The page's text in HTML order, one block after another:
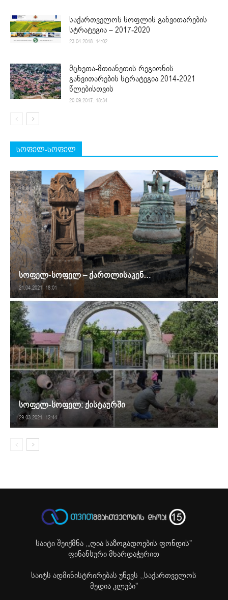
საქართველოს სოფლის განვითარების
სტრატეგია – 2017-2020
23.04.2018. 14:02
მცხეთა-მთიანეთის რეგიონის
განვითარების სტრატეგია 2014-2021
წლებისთვის
20.09.2017. 18:34
სოფელ-სოფელ
სოფელ-სოფელ – ქართლისაკენ…
21.04.2021. 18:01
სოფელ-სოფელ: ქისტაურში
29.03.2021. 12:44
საიტი შეიქმნა ,„ღია საზოგადოების ფონდის"
ფინანსური მხარდაჭერით
საიტს ადმინისტრირებას უწევს ,,საქართველოს
მედია კლუბი"